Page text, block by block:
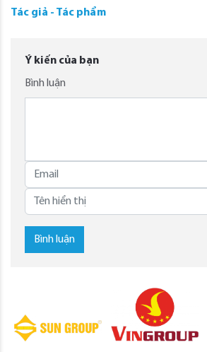
Tác giả - Tác phẩm
Ý kiến của bạn
Bình luận
Bình luận